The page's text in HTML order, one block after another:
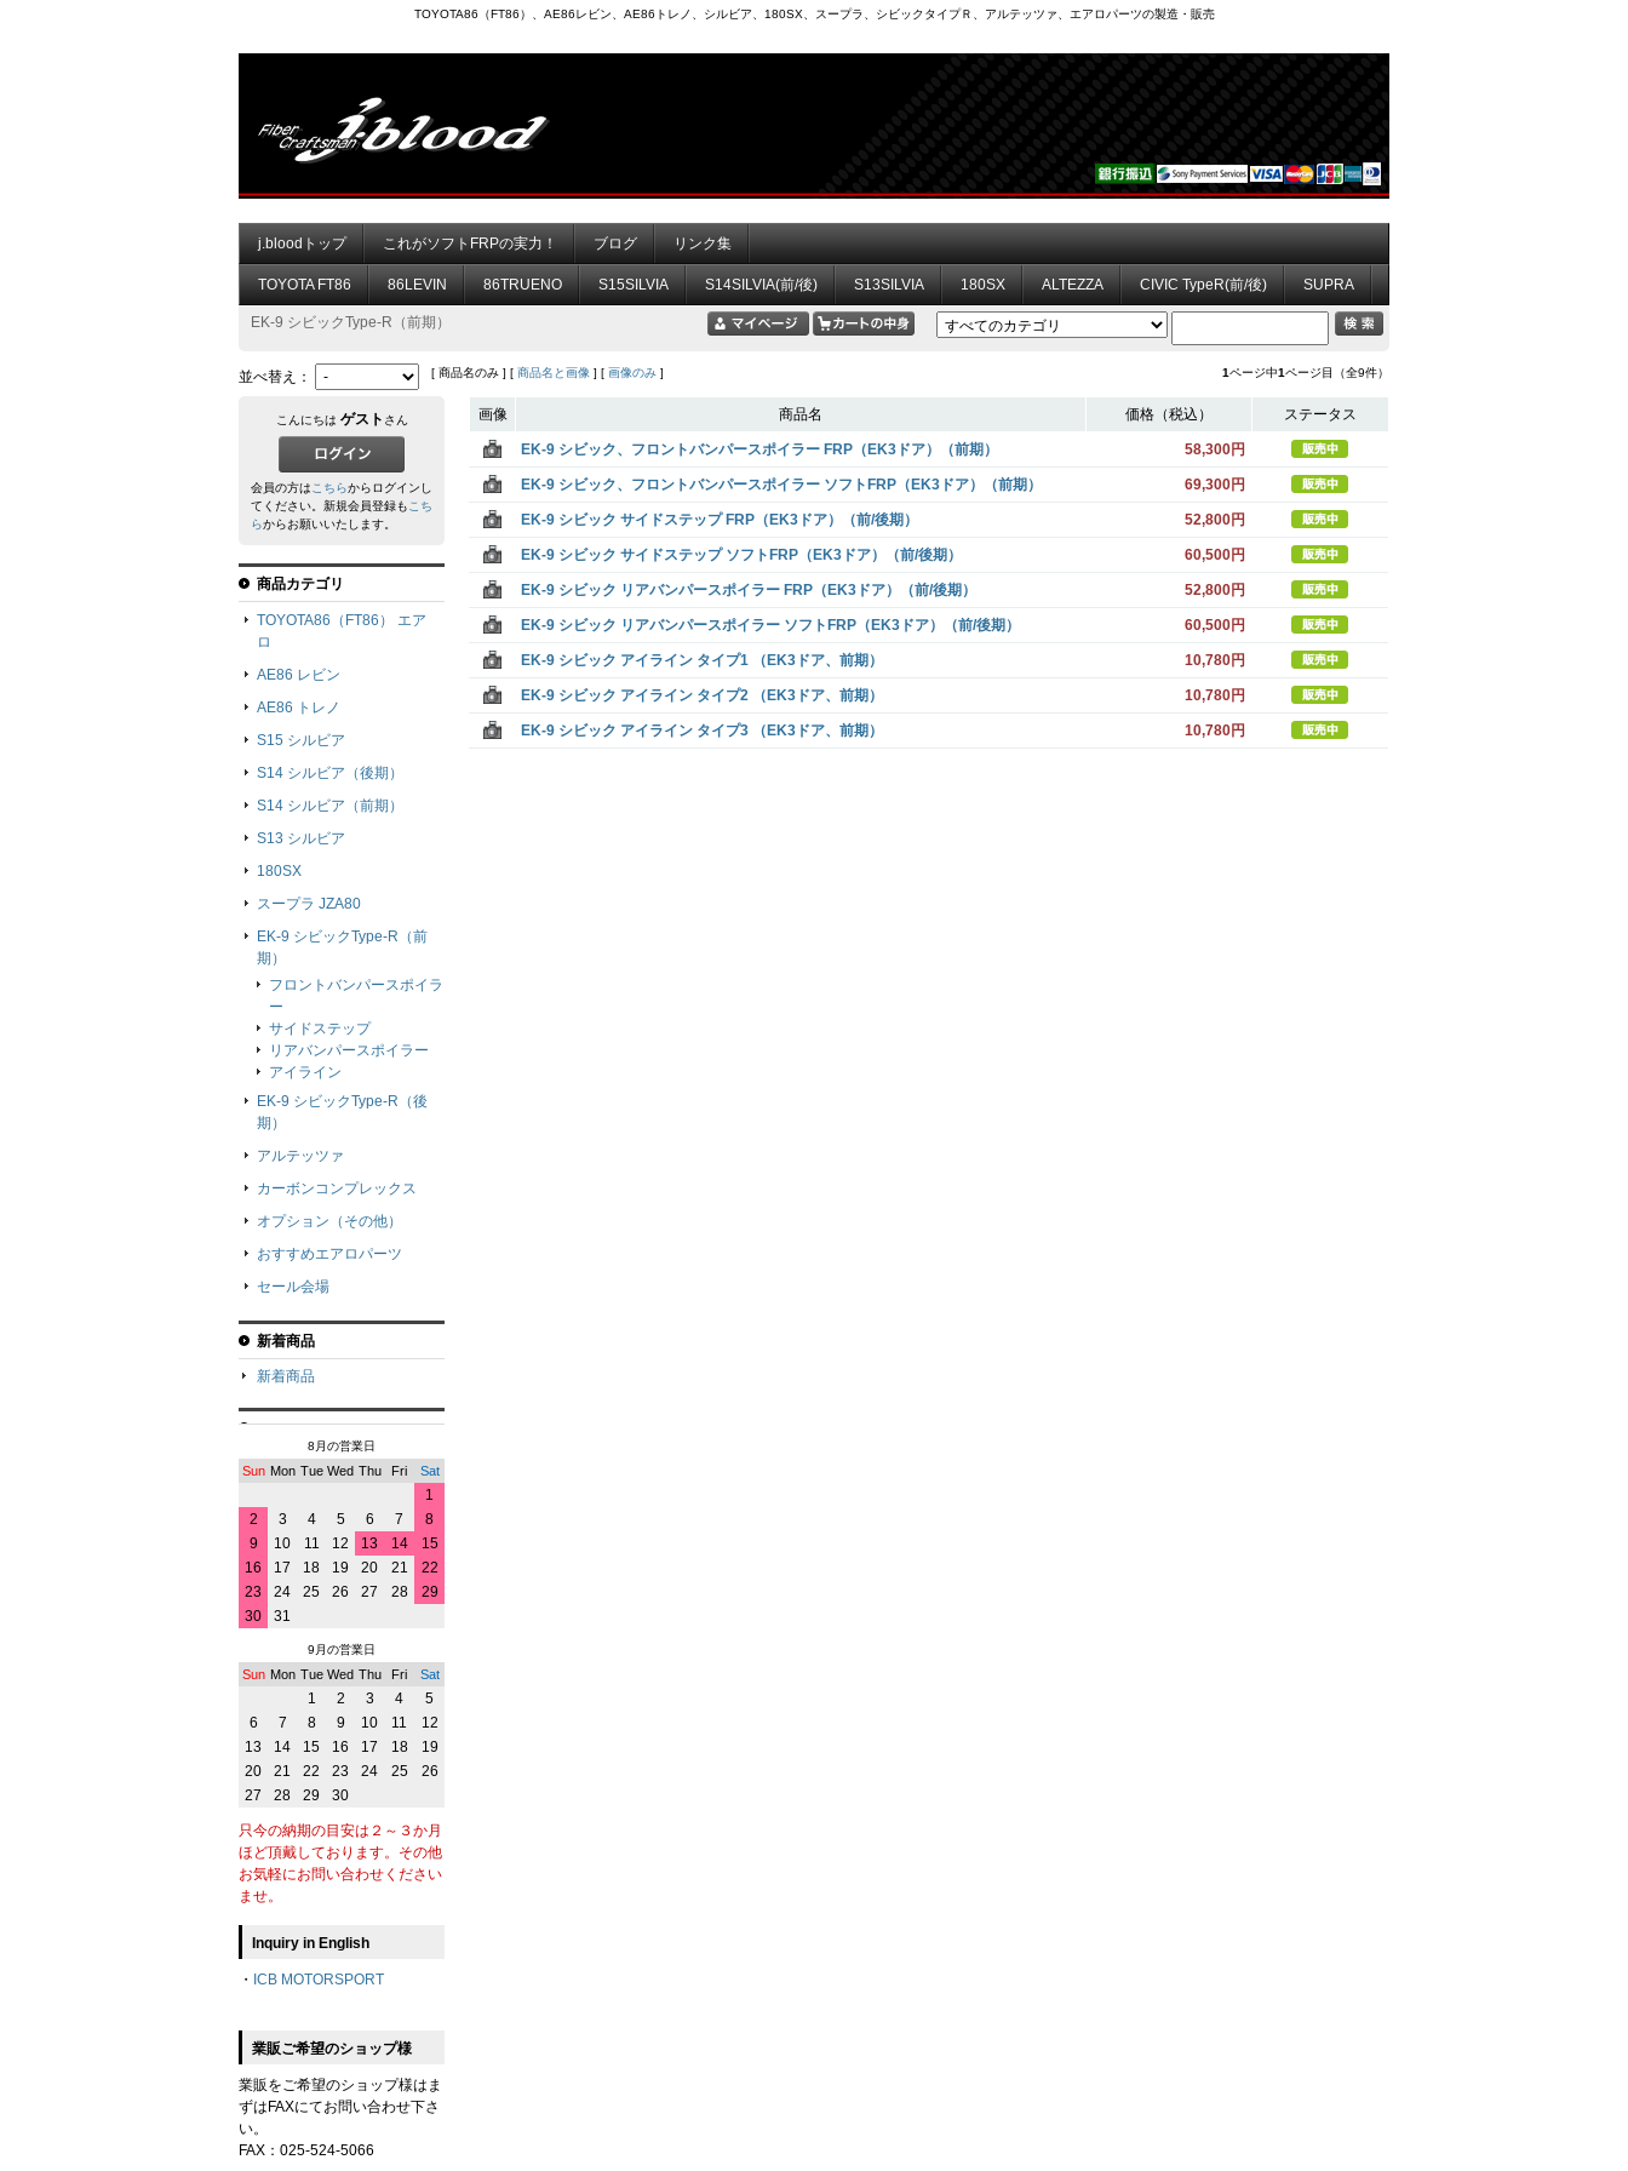
TOYOTA86（FT86）、AE86レビン、AE86トレノ、シルビア、180SX、スープラ、シビックタイプＲ、アルテッツァ、エアロパーツの製造・販売
j.bloodトップ これがソフトFRPの実力！ ブログ リンク集
TOYOTA FT86 86LEVIN 86TRUENO S15SILVIA S14SILVIA(前/後) S13SILVIA 180SX ALTEZZA CIVIC TypeR(前/後) SUPRA
EK-9 シビックType-R（前期）
並べ替え： [ 商品名のみ ] [ 商品名と画像 ] [ 画像のみ ] 1ページ中1ページ目（全9件）
画像 商品名 価格（税込） ステータス
EK-9 シビック、フロントバンパースポイラー FRP（EK3ドア）（前期） 58,300円
EK-9 シビック、フロントバンパースポイラー ソフトFRP（EK3ドア）（前期） 69,300円
EK-9 シビック サイドステップ FRP（EK3ドア）（前/後期） 52,800円
EK-9 シビック サイドステップ ソフトFRP（EK3ドア）（前/後期） 60,500円
EK-9 シビック リアバンパースポイラー FRP（EK3ドア）（前/後期） 52,800円
EK-9 シビック リアバンパースポイラー ソフトFRP（EK3ドア）（前/後期） 60,500円
EK-9 シビック アイライン タイプ1 （EK3ドア、前期） 10,780円
EK-9 シビック アイライン タイプ2 （EK3ドア、前期） 10,780円
EK-9 シビック アイライン タイプ3 （EK3ドア、前期） 10,780円
こんにちは ゲスト さん
会員の方はこちらからログインし
てください。新規会員登録もこち
らからお願いいたします。
商品カテゴリ
TOYOTA86（FT86） エア
ロ
AE86 レビン
AE86 トレノ
S15 シルビア
S14 シルビア（後期）
S14 シルビア（前期）
S13 シルビア
180SX
スープラ JZA80
EK-9 シビックType-R（前
期）
フロントバンパースポイラ
ー
サイドステップ
リアバンパースポイラー
アイライン
EK-9 シビックType-R（後
期）
アルテッツァ
カーボンコンプレックス
オプション（その他）
おすすめエアロパーツ
セール会場
新着商品
新着商品
8月の営業日
Sun Mon Tue Wed Thu Fri Sat
1
2
3 4 5 6 7
8
9
10 11 12 13 14
15
16
17 18 19 20 21
22
23
24 25 26 27 28
29
30
31
9月の営業日
Sun Mon Tue Wed Thu Fri Sat
1 2 3 4
5
6
7 8 9 10 11
12
13
14 15 16 17 18
19
20
21 22 23 24 25
26
27
28 29 30
只今の納期の目安は２～３か月
ほど頂戴しております。その他
お気軽にお問い合わせください
ませ。
Inquiry in English
・ ICB MOTORSPORT
業販ご希望のショップ様
業販をご希望のショップ様はま
ずはFAXにてお問い合わせ下さ
い。
FAX：025-524-5066